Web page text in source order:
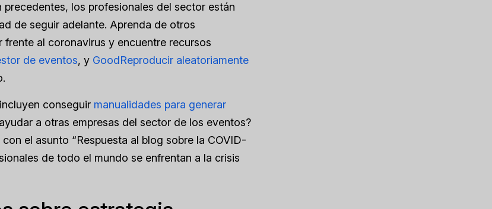
los profesionales del sector están
de seguir adelante. Aprenda de otros
al coronavirus y encuentre recursos
de eventos, y GoodReproducir aleatoriamente
conseguir manualidades para generar
a otras empresas del sector de los eventos?
con el asunto “Respuesta al blog sobre la COVID-
de todo el mundo se enfrentan a la crisis